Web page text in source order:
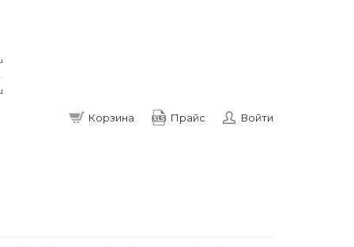
Корзина Прайс Войти